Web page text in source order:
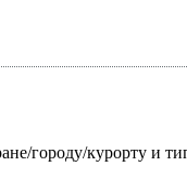
городу/курорту и